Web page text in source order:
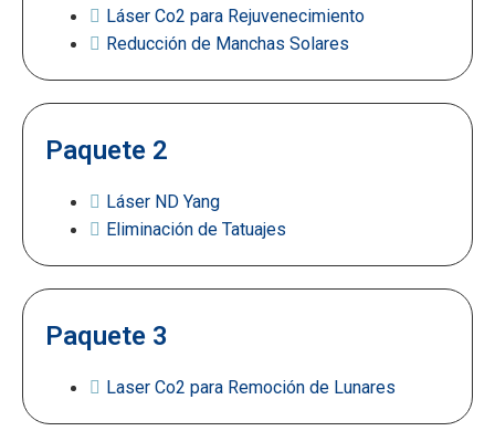
Láser Co2 para Rejuvenecimiento
Reducción de Manchas Solares
Paquete 2
Láser ND Yang
Eliminación de Tatuajes
Paquete 3
Laser Co2 para Remoción de Lunares